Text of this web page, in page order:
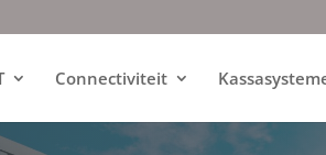
Connectiviteit